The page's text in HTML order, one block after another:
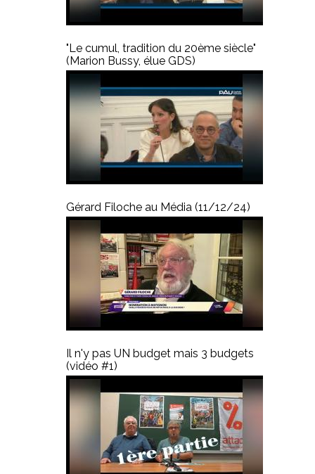
"Le cumul, tradition du 20ème siècle"
(Marion Bussy, élue GDS)
Gérard Filoche au Média (11/12/24)
Il n'y pas UN budget mais 3 budgets
(vidéo #1)